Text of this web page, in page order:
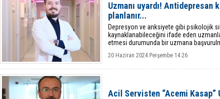
Uzmanı uyardı! Antidepresan
planlanır...
Depresyon ve anksiyete gibi psikolojik
kaynaklanabileceğini ifade eden
etmesi durumunda bir uzmana
20 Haziran 2024 Perşembe 14:26
Acil Servisten “Acemi Kasap”